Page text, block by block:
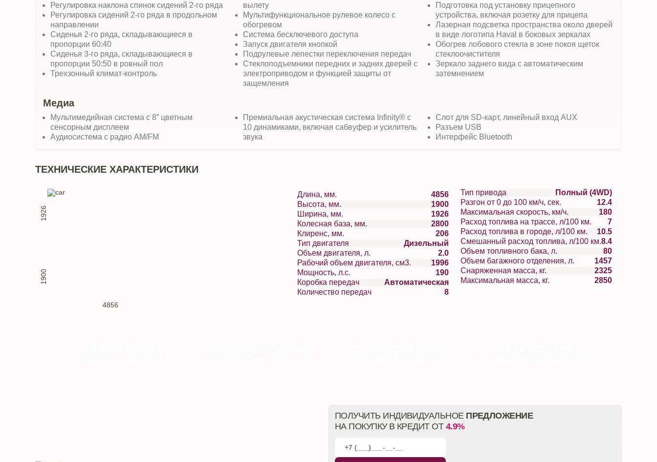
Регулировка наклона спинок сидений 2-го ряда
Регулировка сидений 2-го ряда в продольном
направлении
Сиденья 2-го ряда, складывающиеся в
пропорции 60:40
Сиденья 3-го ряда, складывающиеся в
пропорции 50:50 в ровный пол
Трехзонный климат-контроль
вылету
Мультифункциональное рулевое колесо с
обогревом
Система бесключевого доступа
Запуск двигателя кнопкой
Подрулевые лепестки переключения передач
Стеклоподъемники передних и задних дверей с
электроприводом и функцией защиты от
защемления
Подготовка под установку прицепного
устройства, включая розетку для прицепа
Лазерная подсветка пространства около дверей
в виде логотипа Haval в боковых зеркалах
Обогрев лобового стекла в зоне покоя щеток
стеклоочистителя
Зеркало заднего вида с автоматическим
затемнением
Медиа
Мультимедийная система с 8” цветным
сенсорным дисплеем
Аудиосистема с радио AM/FM
Премиальная акустическая система Infinity® с
10 динамиками, включая сабвуфер и усилитель
звука
Слот для SD-карт, линейный вход AUX
Разъем USB
Интерфейс Bluetooth
ТЕХНИЧЕСКИЕ ХАРАКТЕРИСТИКИ
4856
1900
1926
Длина, мм.
4856
Высота, мм.
1900
Ширина, мм.
1926
Колесная база, мм.
2800
Клиренс, мм.
206
Тип двигателя
Дизельный
Объем двигателя, л.
2.0
Рабочий объем двигателя, см3.
1996
Мощность, л.с.
190
Коробка передач
Автоматическая
Количество передач
8
Тип привода
Полный (4WD)
Разгон от 0 до 100 км/ч, сек.
12.4
Максимальная скорость, км/ч.
180
Расход топлива на трассе, л/100 км.
7
Расход топлива в городе, л/100 км.
10.5
Смешанный расход топлива, л/100 км.8.4
Объем топливного бака, л.
80
Объем багажного отделения, л.
1457
Снаряженная масса, кг.
2325
Максимальная масса, кг.
2850
ПОЛУЧИТЬ ИНДИВИДУАЛЬНОЕ ПРЕДЛОЖЕНИЕ
НА ПОКУПКУ В КРЕДИТ ОТ 4.9%